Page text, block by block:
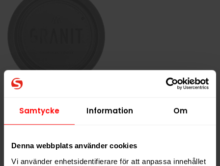
Samtycke Information Om
Denna webbplats använder cookies
Vi använder enhetsidentifierare för att anpassa innehållet
Slut i lager